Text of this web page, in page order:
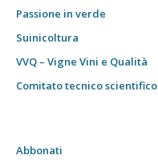
Passione in verde
Suinicoltura
VVQ – Vigne Vini e Qualità
Comitato tecnico scientifico
Abbonati